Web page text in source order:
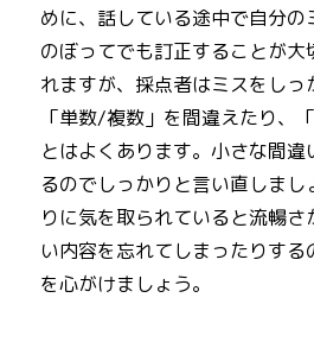
めに、話している途中で自分
のぼってでも訂正することが
れますが、採点者はミスをし
「単数/複数」を間違えたり、
とはよくあります。小さな間
るのでしっかりと言い直しま
りに気を取られていると流暢
い内容を忘れてしまったりす
を心がけましょう。